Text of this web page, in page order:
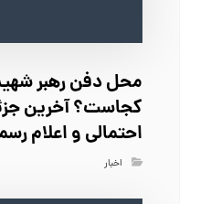
محل دفن رهبر
کجاست؟ آخرین
احتمالی و اعلام
اخبار